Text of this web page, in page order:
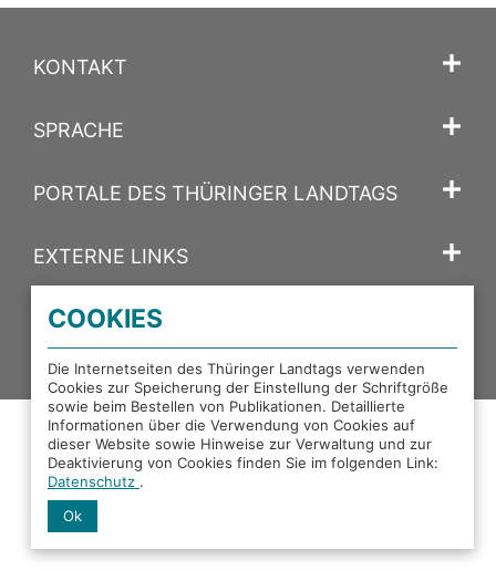
KONTAKT
SPRACHE
PORTALE DES THÜRINGER LANDTAGS
EXTERNE LINKS
Facebook Instagram YouTube Mastodon
COOKIES
Die Internetseiten des Thüringer Landtags verwenden
Cookies zur Speicherung der Einstellung der Schriftgröße
sowie beim Bestellen von Publikationen. Detaillierte
Informationen über die Verwendung von Cookies auf
dieser Website sowie Hinweise zur Verwaltung und zur
Deaktivierung von Cookies finden Sie im folgenden Link:
Datenschutz .
Ok